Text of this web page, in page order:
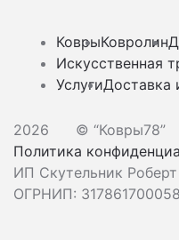
КоврыКовролин
Искусственная
УслугиДоставка
2026
© “Ковры78”
Политика
ИП Скутельник Роберт
ОГРНИП: